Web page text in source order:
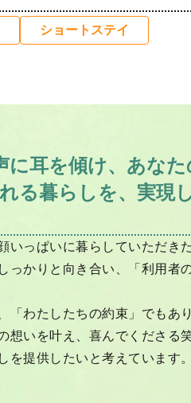
ショートステイ
に耳を傾け、あなた
る暮らしを、実現
いっぱいに暮らしていただき
っかりと向き合い、「利用者
「わたしたちの約束」でもあり
想いを叶え、喜んでくださる
を提供したいと考えています。